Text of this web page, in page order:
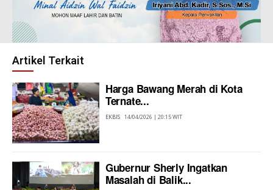
Artikel Terkait
Harga Bawang Merah di Kota
Ternate...
EKBIS 14/04/2026 | 20:15 WIT
Gubernur Sherly Ingatkan
Masalah di Balik...